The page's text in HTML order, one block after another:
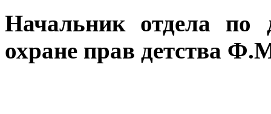
Начальник отдела по
охране прав детства